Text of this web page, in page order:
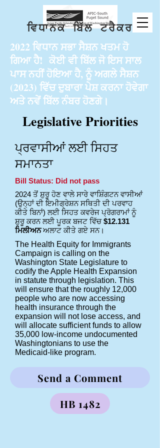
ਵਿਧਾਨਕ ਬਿੱਲ ਟਰੈਕਰ
2022 ਵਿਧਾਨ ਸਭਾ ਸੈਸ਼ਨ ਖਤਮ ਹੋ
ਗਿਆ ਹੈ! ਕੋਈ ਵੀ ਬਿੱਲ ਜੋ ਇਸ ਸਾਲ
ਪਾਸ ਨਹੀਂ ਹੋਇਆ ਹੈ, ਨੂੰ ਅਗਲੇ ਸੈਸ਼ਨ
(2023) ਵਿੱਚ ਦੁਬਾਰਾ ਪੇਸ਼ ਕਰਨਾ ਹੋਵੇਗਾ
ਅਤੇ ਨਵੇਂ ਬਿੱਲ ਨੰਬਰ ਹੋਣਗੇ।
Legislative Priorities
ਪ੍ਰਵਾਸੀਆਂ ਲਈ ਸਿਹਤ
ਸਮਾਨਤਾ
Bill Status: Did not pass
2024 ਤੋਂ ਸ਼ੁਰੂ ਹੋਣ ਵਾਲੇ ਸਾਰੇ ਵਾਸ਼ਿੰਗਟਨ ਵਾਸੀਆਂ
(ਉਨ੍ਹਾਂ ਦੀ ਇਮੀਗ੍ਰੇਸ਼ਨ ਸਥਿਤੀ ਦੀ ਪਰਵਾਹ
ਕੀਤੇ ਬਿਨਾਂ) ਲਈ ਸਿਹਤ ਕਵਰੇਜ ਪ੍ਰੋਗਰਾਮਾਂ ਨੂੰ
ਸ਼ੁਰੂ ਕਰਨ ਲਈ ਪੂਰਕ ਬਜਟ ਵਿੱਚ$12.131
ਮਿਲੀਅਨਅਲਾਟ ਕੀਤੇ ਗਏ ਸਨ।
The Health Equity for Immigrants
Campaign is calling on the
Washington State Legislature to
codify the Apple Health Expansion
in statute through legislation. This
will ensure that the roughly 12,000
people who are now accessing
health insurance through the
expansion will not lose access, and
will allocate sufficient funds to allow
35,000 low-income undocumented
Washingtonians to use the
Medicaid-like program.
Send a Comment
HB 1482